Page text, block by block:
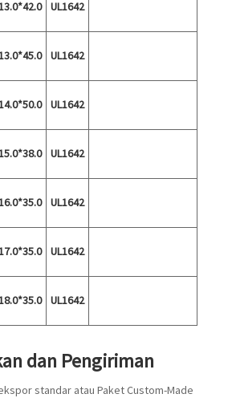
UL1642
UL1642
UL1642
UL1642
UL1642
UL1642
UL1642
dan Pengiriman
standar atau Paket Custom-Made